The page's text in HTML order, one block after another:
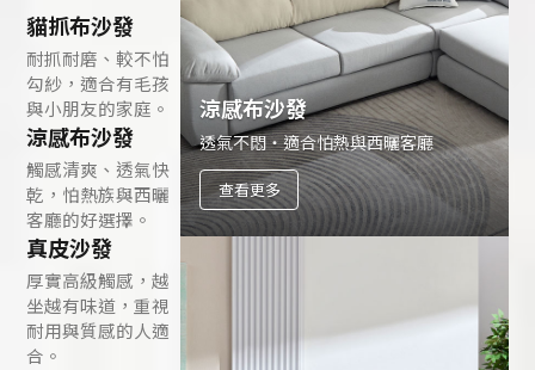
貓抓布沙發
耐抓耐磨、較不怕
勾紗，適合有毛孩
與小朋友的家庭。
涼感布沙發
觸感清爽、透氣快
乾，怕熱族與西曬
客廳的好選擇。
真皮沙發
厚實高級觸感，越
坐越有味道，重視
耐用與質感的人適
合。
涼感布沙發
透氣不悶・適合怕熱與西曬客廳
查看更多